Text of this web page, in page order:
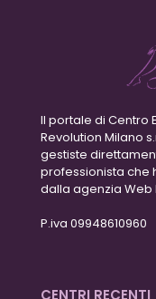
Il portale di Centro
Revolution Milano
gestiste
professionista che
dalla agenzia Web
P.iva 09948610960
CENTRI RECENTI